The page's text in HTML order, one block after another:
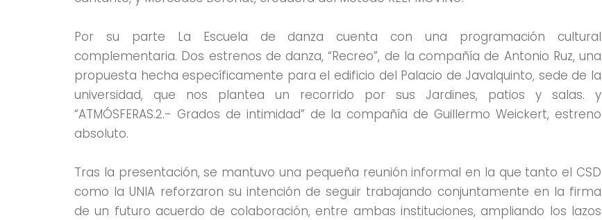
Por su parte La Escuela de danza cuenta con una programación cultural
complementaria. Dos estrenos de danza, “Recreo”, de la compañía de Antonio Ruz, una
propuesta hecha específicamente para el edificio del Palacio de Javalquinto, sede de la
universidad, que nos plantea un recorrido por sus Jardines, patios y salas. y
“ATMÓSFERAS.2.- Grados de intimidad” de la compañía de Guillermo Weickert, estreno
absoluto.
Tras la presentación, se mantuvo una pequeña reunión informal en la que tanto el CSD
como la UNIA reforzaron su intención de seguir trabajando conjuntamente en la firma
de un futuro acuerdo de colaboración, entre ambas instituciones, ampliando los lazos